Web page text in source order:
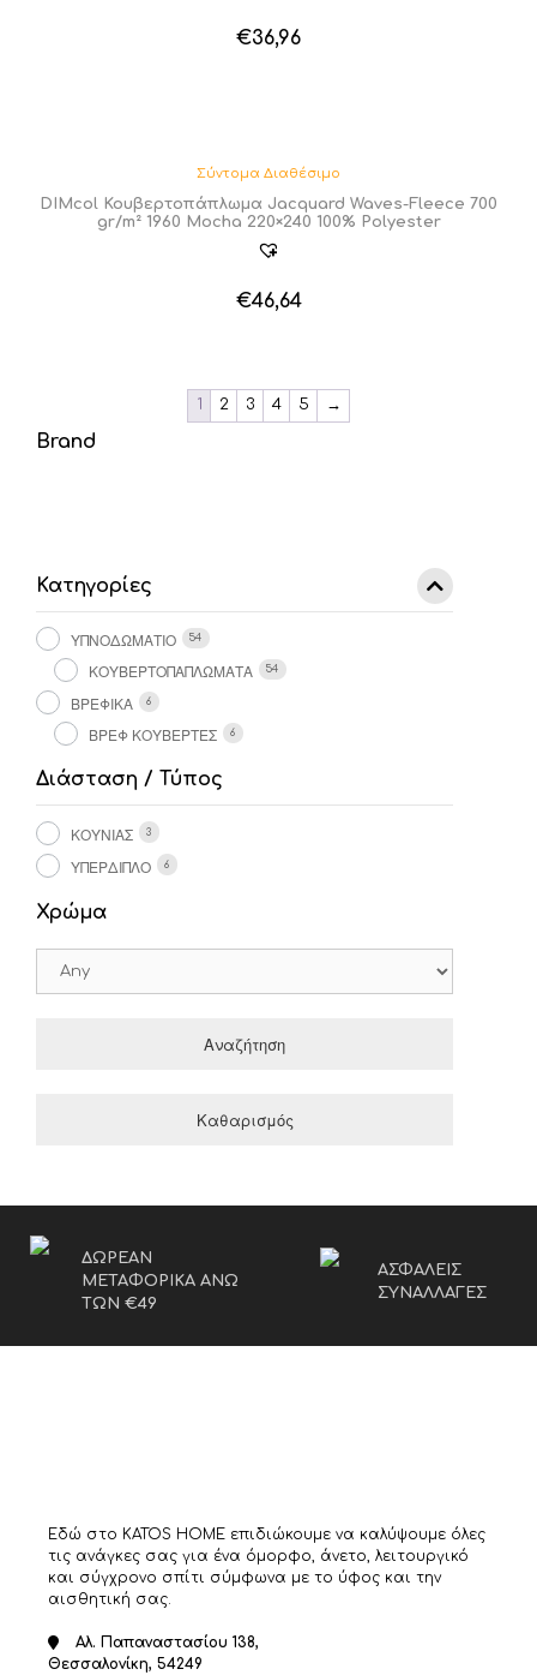
€36,96
Σύντομα Διαθέσιμο
DIMcol Κουβερτοπάπλωμα Jacquard Waves-Fleece 700
gr/m² 1960 Mocha 220×240 100% Polyester
€46,64
1 2 3 4 5 →
Brand
Κατηγορίες
ΥΠΝΟΔΩΜΑΤΙΟ 54
ΚΟΥΒΕΡΤΟΠΑΠΛΩΜΑΤΑ 54
ΒΡΕΦΙΚΑ 6
ΒΡΕΦ ΚΟΥΒΕΡΤΕΣ 6
Διάσταση / Τύπος
ΚΟΎΝΙΑΣ 3
ΥΠΈΡΔΙΠΛΟ 6
Χρώμα
Αναζήτηση
Καθαρισμός
ΔΩΡΕΑΝ
ΜΕΤΑΦΟΡΙΚΑ ΑΝΩ
ΤΩΝ €49
ΑΣΦΑΛΕΙΣ
ΣΥΝΑΛΛΑΓΕΣ
Εδώ στο KATOS HOME επιδιώκουμε να καλύψουμε όλες
τις ανάγκες σας για ένα όμορφο, άνετο, λειτουργικό
και σύγχρονο σπίτι σύμφωνα με το ύφος και την
αισθητική σας.
Αλ. Παπαναστασίου 138,
Θεσσαλονίκη, 54249